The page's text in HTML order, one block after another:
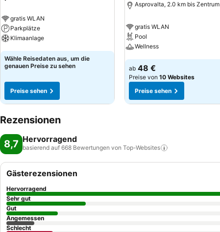
gratis WLAN
Parkplätze
Klimaanlage
Preise sehen
Wähle Reisedaten aus, um die
genauen Preise zu sehen
Preise sehen
Asprovalta, 2.0 km bis Zentrum
gratis WLAN
Pool
Wellness
Preise sehen
ab 48 €
Preise von 10 Websites
Preise sehen
Rezensionen
8,7 Hervorragend
basierend auf 668 Bewertungen von Top-Websites
Gästerezensionen
Hervorragend
Sehr gut
Gut
Angemessen
Schlecht